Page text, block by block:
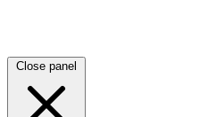
Close panel